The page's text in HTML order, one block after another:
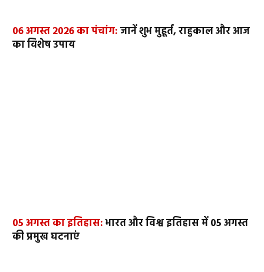
06 अगस्त 2026 का पंचांग:जानें शुभ मुहूर्त, राहुकाल और आज
का विशेष उपाय
05 अगस्त का इतिहास:भारत और विश्व इतिहास में 05 अगस्त
की प्रमुख घटनाएं